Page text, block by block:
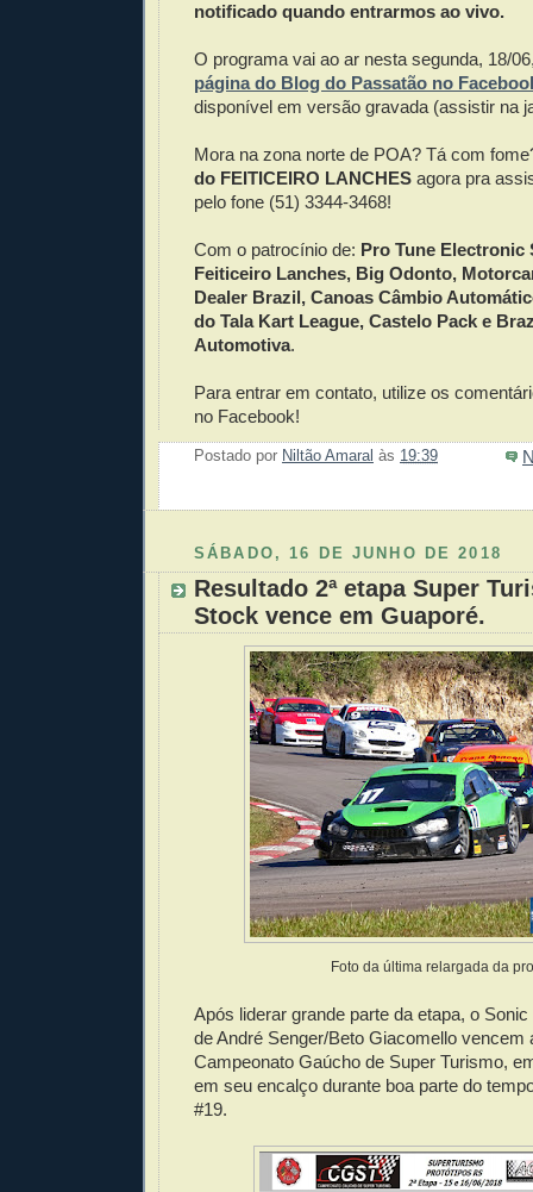
notificado quando entrarmos ao vivo.
O programa vai ao ar nesta segunda, 18/
página do Blog do Passatão no
disponível em versão gravada (assistir na
Mora na zona norte de POA? Tá com
do FEITICEIRO LANCHES agora pra
pelo fone (51) 3344-3468!
Com o patrocínio de: Pro Tune Electronic
Feiticeiro Lanches, Big Odonto,
Dealer Brazil, Canoas Câmbio
do Tala Kart League, Castelo Pack e
Automotiva.
Para entrar em contato, utilize os
no Facebook!
Postado por Niltão Amaral às 19:39
SÁBADO, 16 DE JUNHO DE 2018
Resultado 2ª etapa Super
Stock vence em Guaporé.
Foto da última relargada da
Após liderar grande parte da etapa, o
de André Senger/Beto Giacomello vencem
Campeonato Gaúcho de Super Turismo,
em seu encalço durante boa parte do
#19.